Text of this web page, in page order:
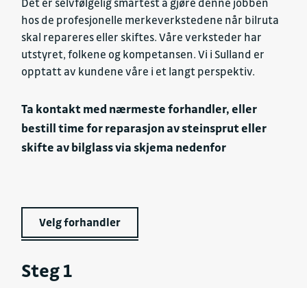
Det er selvfølgelig smartest å gjøre denne jobben
hos de profesjonelle merkeverkstedene når bilruta
skal repareres eller skiftes. Våre verksteder har
utstyret, folkene og kompetansen. Vi i Sulland er
opptatt av kundene våre i et langt perspektiv.
Ta kontakt med nærmeste forhandler, eller
bestill time for reparasjon av steinsprut eller
skifte av bilglass via skjema nedenfor
Velg forhandler
Steg 1